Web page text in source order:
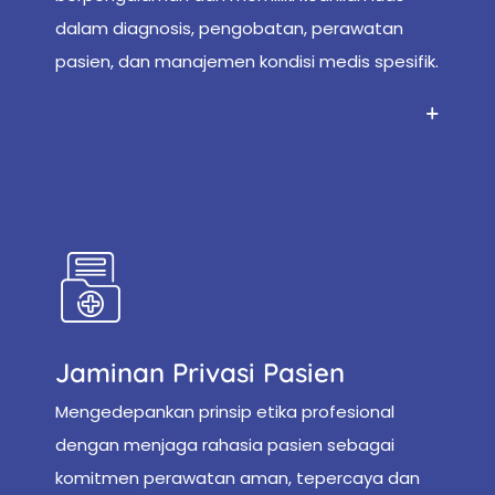
dalam diagnosis, pengobatan, perawatan
pasien, dan manajemen kondisi medis spesifik.
Jaminan Privasi Pasien
Mengedepankan prinsip etika profesional
dengan menjaga rahasia pasien sebagai
komitmen perawatan aman, tepercaya dan